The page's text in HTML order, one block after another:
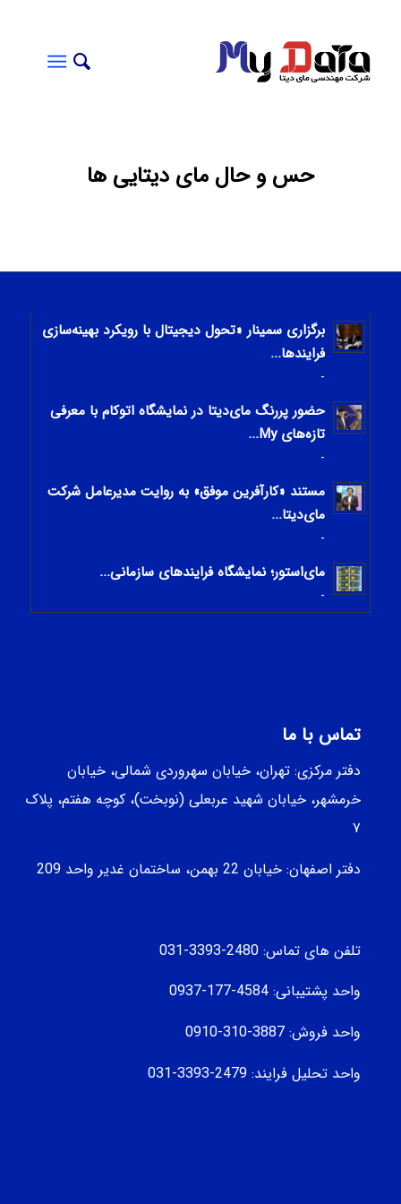
حس و حال مای دیتایی ها
برگزاری سمینار «تحول دیجیتال با رویکرد بهینه‌سازی
فرایندها...
-
حضور پررنگ مای‌دیتا در نمایشگاه اتوکام با معرفی
تازه‌های My...
-
مستند «کارآفرین موفق» به روایت مدیرعامل شرکت
مای‌دیتا...
-
مای‌استور؛ نمایشگاه فرایندهای سازمانی...
-
تماس با ما
دفتر مرکزی: تهران، خیابان سهروردی شمالی، خيابان
خرمشهر، خيابان شهيد عربعلی (نوبخت)، کوچه هفتم، پلاک
۷
دفتر اصفهان: خیابان 22 بهمن، ساختمان غدیر واحد 209
تلفن های تماس: 2480-3393-031
واحد پشتیبانی: 4584-177-0937
واحد فروش: 3887-310-0910
واحد تحلیل فرایند: 2479-3393-031